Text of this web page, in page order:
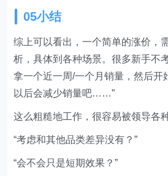
05小结
综上可以看出，一个简单的涨价，
析，具体到各种场景。很多新手不
拿一个近一周/一个月销量，然后开
以后会减少销量吧……”
这么粗糙地工作，很容易被领导各
“考虑和其他品类差异没有？”
“会不会只是短期效果？”